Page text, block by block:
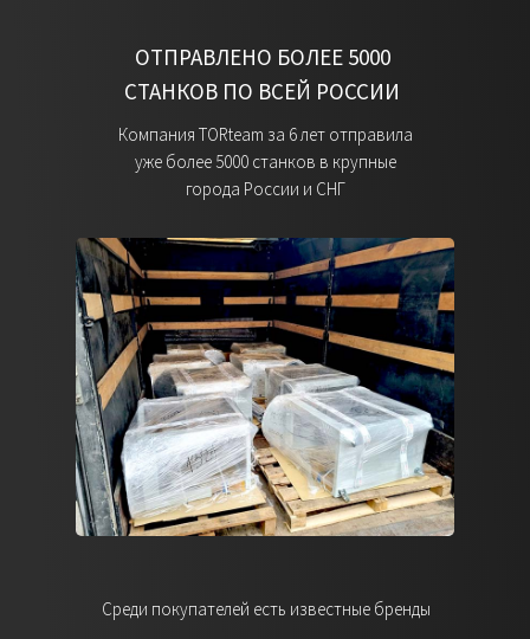
ОТПРАВЛЕНО БОЛЕЕ 5000
СТАНКОВ ПО ВСЕЙ РОССИИ
Компания TORteam за 6 лет отправила
уже более 5000 станков в крупные
города России и СНГ
Среди покупателей есть известные бренды